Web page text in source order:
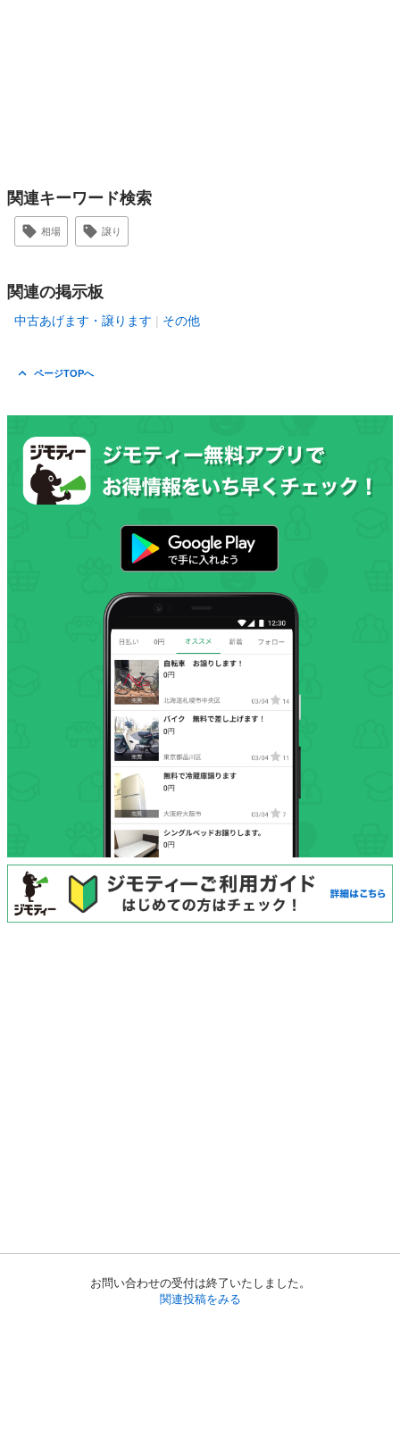
お問い合わせの受付は終了いたしました。
関連投稿をみる
関連キーワード検索
相場 譲り
関連の掲示板
中古あげます・譲ります その他
ページTOPへ